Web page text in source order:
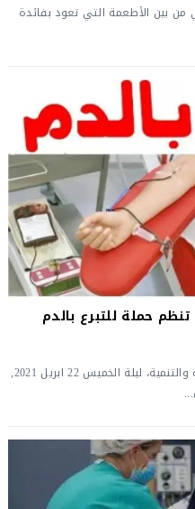
بين الأطعمة التي تعود بفائدة
حملة للتبرع بالدم
صباح الشرق تنظم جمعية النبراس للثقافة والتنمية، ليلة الخميس 22 ابريل 2021,